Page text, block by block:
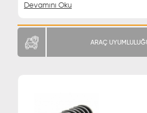
Devamını Oku
ARAÇ